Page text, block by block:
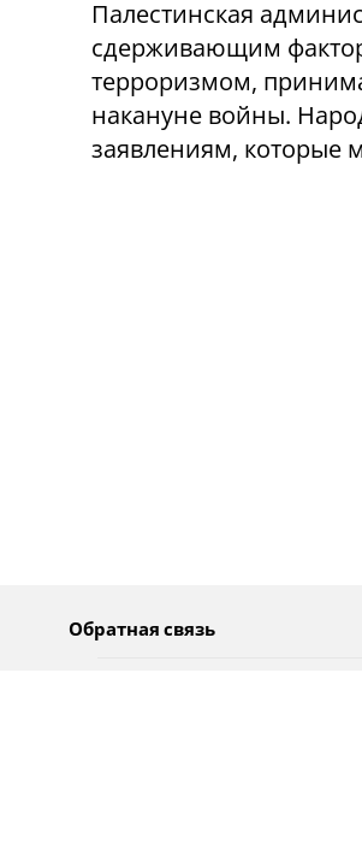
Палестинская
сдерживающим
терроризмом,
накануне войны.
заявлениям, которые
Обратная связь